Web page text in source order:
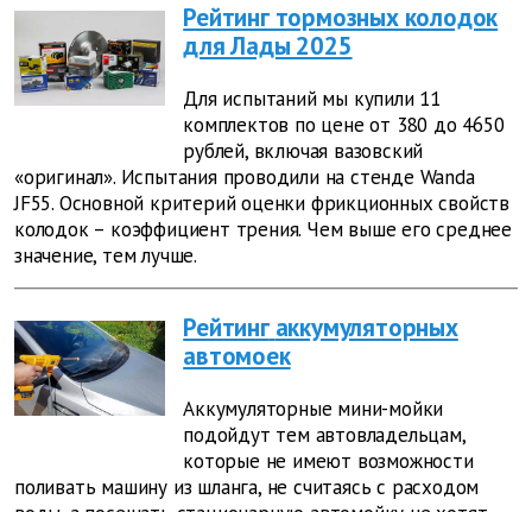
Рейтинг тормозных колодок
для Лады 2025
Для испытаний мы купили 11
комплектов по цене от 380 до 4650
рублей, включая вазовский
«оригинал». Испытания проводили на стенде Wanda
JF55. Основной критерий оценки фрикционных свойств
колодок – коэффициент трения. Чем выше его среднее
значение, тем лучше.
Рейтинг аккумуляторных
автомоек
Аккумуляторные мини-мойки
подойдут тем автовладельцам,
которые не имеют возможности
поливать машину из шланга, не считаясь с расходом